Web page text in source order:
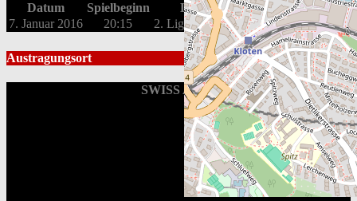
Datum Spielbeginn Liga
Saison
7. Januar 2016
20:15 2. Liga OST Qualifikation 2015/16
Austragungsort
SWISS Arena